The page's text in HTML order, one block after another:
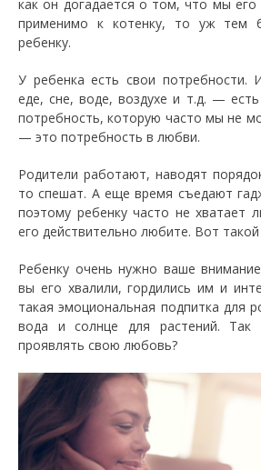
как он догадается о том, что мы
применимо к котенку, то уж тем
ребенку.
У ребенка есть свои потребности.
еде, сне, воде, воздухе и т.д. —
потребность, которую часто мы не
— это потребность в любви.
Родители работают, наводят
то спешат. А еще время съедают
поэтому ребенку часто не хватает
его действительно любите. Вот такой
Ребенку очень нужно ваше
вы его хвалили, гордились им и
такая эмоциональная подпитка для
вода и солнце для растений.
проявлять свою любовь?